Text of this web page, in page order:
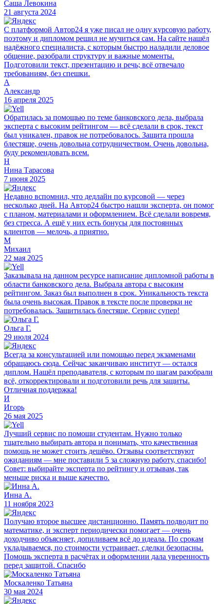
Саша Левокина
21 августа 2024
С платформой Автор24 я уже писал не одну курсовую работу,
поэтому и дипломом решил не мучиться сам. На сайте нашёл
надёжного специалиста, с которым быстро наладили деловое
общение, разобрали структуру и важные моменты.
Подготовили текст, презентацию и речь; всё отвечало
требованиям, без спешки.
А
Александр
16 апреля 2025
Обратилась за помощью по теме банковского дела, выбрала
эксперта с высоким рейтингом — всё сделали в срок, текст
был уникален, правок не потребовалось. Защита прошла
блестяще, очень довольна сотрудничеством. Очень довольна,
буду рекомендовать всем.
Н
Нина Тарасова
7 июня 2025
Недавно вспомнил, что дедлайн по курсовой — через
несколько дней. На Автор24 быстро нашли эксперта, он помог
с планом, материалами и оформлением. Всё сделали вовремя,
без стресса. А ещё у них есть бонусы для постоянных
клиентов — мелочь, а приятно.
М
Михаил
22 мая 2025
Заказывала на данном ресурсе написание дипломной работы в
области банковского дела. Выбрала автора с высоким
рейтингом. Заказ был выполнен в срок. Уникальность текста
была очень высокая. Правок в тексте после проверки не
потребовалась. Защитилась блестяще. Сервис супер!
Ольга Г.
29 июля 2024
Всегда за консультацией или помощью перед экзаменами
обращаюсь сюда. Сейчас заканчиваю институт — остался
диплом. Нашёл преподавателя, с которым по шагам разобрали
всё, откорректировали и подготовили речь для защиты.
Отличная поддержка!
И
Игорь
26 мая 2025
Лучший сервис по помощи студентам. Нужно только
тщательно выбирать автора и понимать, что качественная
помощь не может стоить дешёво. Отзывы соответствуют
ожиданиям — мне поставили 5 за сложную работу, спасибо!
Совет: выбирайте эксперта по рейтингу и отзывам, так
меньше риска и выше качество.
Инна А.
11 ноября 2023
Получаю второе высшее дистанционно. Память подводит по
математике, и эксперт периодически помогает — очень
доходчиво объясняет, допиливаем всё до идеала. По срокам
укладываемся, по стоимости устраивает, сделки безопасны.
Помощь эксперта в расчётах и оформлении дала уверенность
перед защитой. Спасибо
Москаленко Татьяна
30 мая 2024